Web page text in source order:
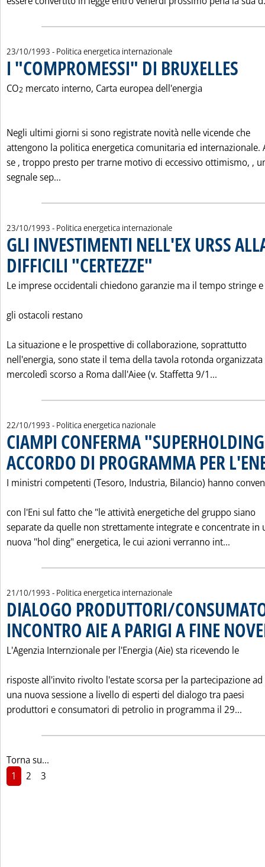
23/10/1993 - Politica energetica internazionale
I "COMPROMESSI" DI BRUXELLES
CO2 mercato interno, Carta europea dell'energia
Negli ultimi giorni si sono registrate novità nelle vicende che
attengono la politica energetica comunitaria ed internazionale.
se ‚ troppo presto per trarne motivo di eccessivo ottimismo, ‚
segnale sep...
23/10/1993 - Politica energetica internazionale
GLI INVESTIMENTI NELL'EX URSS
DIFFICILI "CERTEZZE"
Le imprese occidentali chiedono garanzie ma il tempo stringe e
gli ostacoli restano
La situazione e le prospettive di collaborazione, soprattutto
nell'energia, sono state il tema della tavola rotonda organizzata
mercoledì scorso a Roma dall'Aiee (v. Staffetta 9/1...
22/10/1993 - Politica energetica nazionale
CIAMPI CONFERMA
ACCORDO DI PROGRAMMA PER
I ministri competenti (Tesoro, Industria, Bilancio) hanno
con l'Eni sul fatto che "le attività energetiche del gruppo siano
separate da quelle non strettamente integrate e concentrate in
nuova "hol ding" energetica, le cui azioni verranno int...
21/10/1993 - Politica energetica internazionale
DIALOGO PRODUTTORI/
INCONTRO AIE A PARIGI A FINE
L'Agenzia Internzionale per l'Energia (Aie) sta ricevendo le
risposte all'invito rivolto l'estate scorsa per la partecipazione ad
una nuova sessione a livello di esperti del dialogo tra paesi
produttori e consumatori di petrolio in programma il 29...
Torna su...
1
2 3